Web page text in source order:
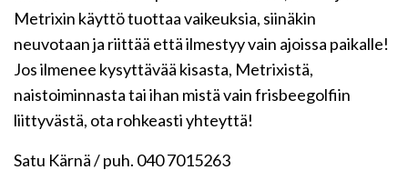
Metrixin käyttö tuottaa vaikeuksia, siinäkin
neuvotaan ja riittää että ilmestyy vain ajoissa paikalle!
Jos ilmenee kysyttävää kisasta, Metrixistä,
naistoiminnasta tai ihan mistä vain frisbeegolfiin
liittyvästä, ota rohkeasti yhteyttä!
Satu Kärnä / puh. 040 7015263